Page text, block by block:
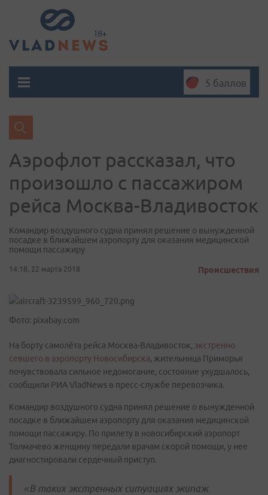
5 баллов
Аэрофлот рассказал, что
произошло с пассажиром
рейса Москва-Владивосток
Командир воздушного судна принял решение о вынужденной
посадке в ближайшем аэропорту для оказания медицинской
помощи пассажиру
14:18, 22 марта 2018 Происшествия
Фото: pixabay.com
На борту самолёта рейса Москва-Владивосток, экстренно
севшего в аэропорту Новосибирска, жительница Приморья
почувствовала сильное недомогание, состояние ухудшалось,
сообщили РИА VladNews в пресс-службе перевозчика.
Командир воздушного судна принял решение о вынужденной
посадке в ближайшем аэропорту для оказания медицинской
помощи пассажиру. По прилету в новосибирский аэропорт
Толмачево женщину передали врачам скорой помощи, у нее
диагностировали сердечный приступ.
«В таких экстренных ситуациях экипаж